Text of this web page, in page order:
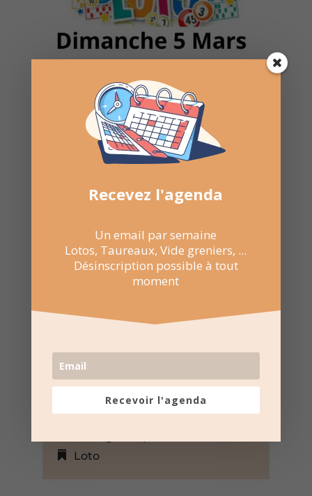
5 Mar 2023
Salle multiculturelle – Bagnols-
sur-Cèze
Rue Racine, Bagnols-sur-Cèze,
Gard, 30200, France,
Loto
Recevez l'agenda
Un email par semaine
Lotos, Taureaux, Vide greniers, ...
Désinscription possible à tout
moment
Recevoir l'agenda